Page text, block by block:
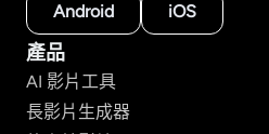
Android
iOS
產品
AI 影片工具
長影片生成器